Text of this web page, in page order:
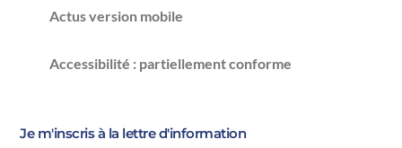
Actus version mobile
Accessibilité : partiellement conforme
Je m'inscris à la lettre d'information